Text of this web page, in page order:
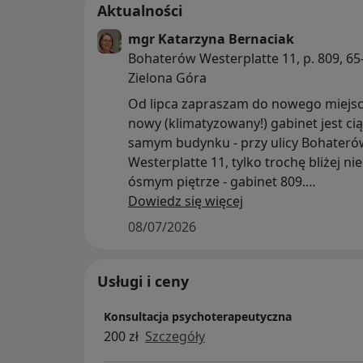
Aktualności
mgr Katarzyna Bernaciak
Bohaterów Westerplatte 11, p. 809,
Zielona Góra
Od lipca zapraszam do nowego
nowy (klimatyzowany!) gabinet jest
samym budynku - przy ulicy
Westerplatte 11, tylko trochę bliżej
ósmym piętrze - gabinet 809.
Od września będę również zmieniać
- pojawi się w nim więcej możliwości
soboty.
Dowiedz się więcej
08/07/2026
Usługi i ceny
Konsultacja psychoterapeutyczna
200 zł Szczegóły